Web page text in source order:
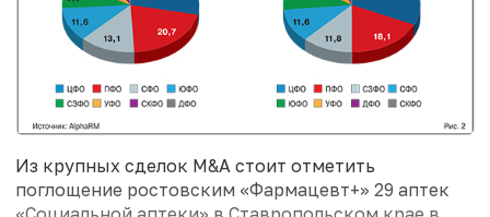
Из крупных сделок M&A стоит отметить
поглощение ростовским «Фармацевт+» 29 аптек